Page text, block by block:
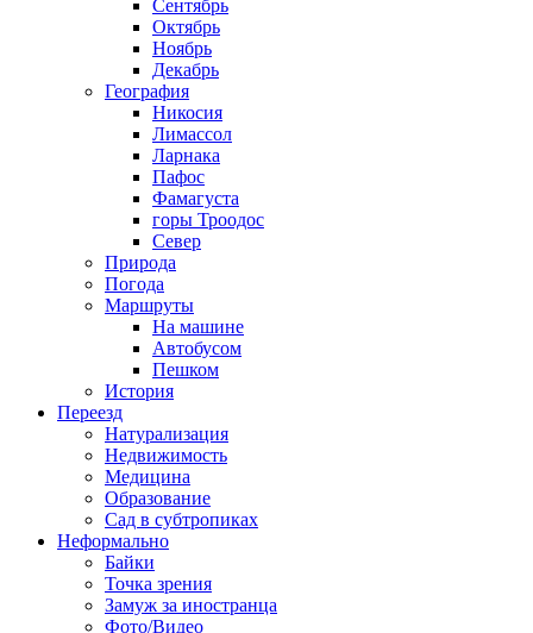
Сентябрь
Октябрь
Ноябрь
Декабрь
География
Никосия
Лимассол
Ларнака
Пафос
Фамагуста
горы Троодос
Север
Природа
Погода
Маршруты
На машине
Автобусом
Пешком
История
Переезд
Натурализация
Недвижимость
Медицина
Образование
Сад в субтропиках
Неформально
Байки
Точка зрения
Замуж за иностранца
Фото/Видео